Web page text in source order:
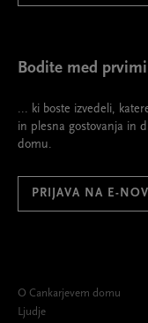
Bodite med
... ki boste izvedeli,
in plesna gostovanja in
domu.
PRIJAVA NA E-
O Cankarjevem domu
Ljudje